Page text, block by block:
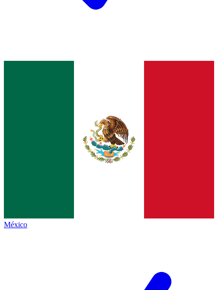
México